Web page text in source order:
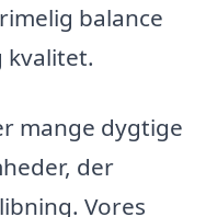
balance
kvalitet.
mange dygtige
der
Vores